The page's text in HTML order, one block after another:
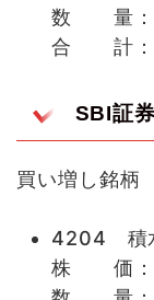
数 量：
合 計：
SBI証
買い増し銘柄
4204 積
株 価：